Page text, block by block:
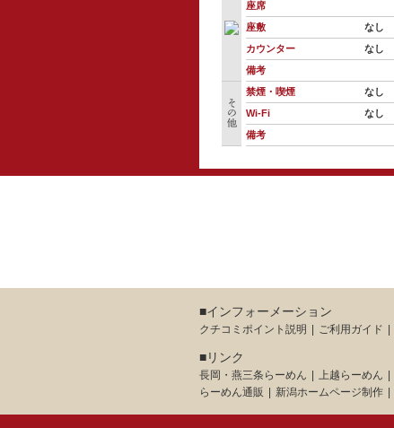
座席
座敷
なし
カウンター
なし
備考
禁煙・喫煙
なし
Wi-Fi
なし
備考
■インフォーメーション
クチコミポイント説明 ご利用ガイド
■リンク
長岡・燕三条らーめん 上越らーめん
らーめん通販
新潟ホームページ制作